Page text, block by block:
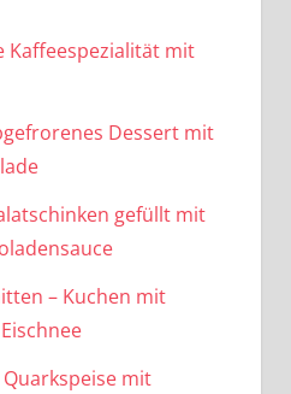
Kaffeespezialität mit
Dessert mit
gefüllt mit
– Kuchen mit
mit